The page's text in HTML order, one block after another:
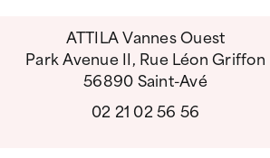
ATTILA Vannes Ouest
Park Avenue II, Rue Léon Griffon
56890 Saint-Avé
02 21 02 56 56